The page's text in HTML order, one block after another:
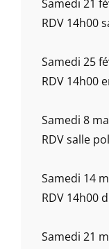
Samedi 21
RDV 14h00
Samedi 25
RDV 14h00
Samedi 8
RDV salle
Samedi 14
RDV 14h00
Samedi 21